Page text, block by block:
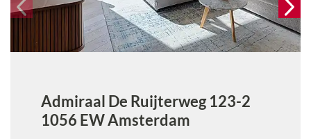
Admiraal De Ruijterweg 123-2
1056 EWAmsterdam